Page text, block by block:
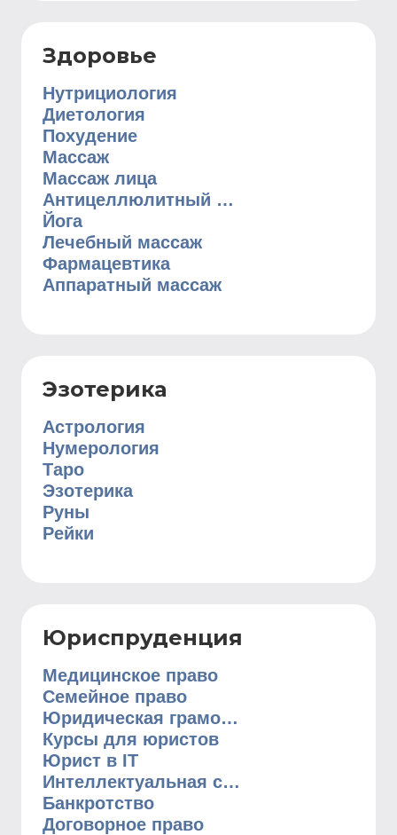
Здоровье
Нутрициология
Диетология
Похудение
Массаж
Массаж лица
Антицеллюлитный массаж
Йога
Лечебный массаж
Фармацевтика
Аппаратный массаж
Эзотерика
Астрология
Нумерология
Таро
Эзотерика
Руны
Рейки
Юриспруденция
Медицинское право
Семейное право
Юридическая грамотность
Курсы для юристов
Юрист в IT
Интеллектуальная собственность
Банкротство
Договорное право